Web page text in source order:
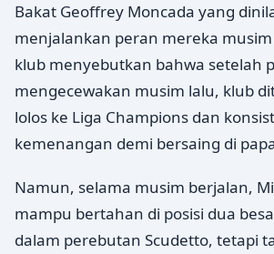
Bakat Geoffrey Moncada yang
menjalankan peran mereka
klub menyebutkan bahwa setelah
mengecewakan musim lalu, klub
lolos ke Liga Champions dan
kemenangan demi bersaing di
Namun, selama musim berjalan,
mampu bertahan di posisi dua
dalam perebutan Scudetto, tetapi